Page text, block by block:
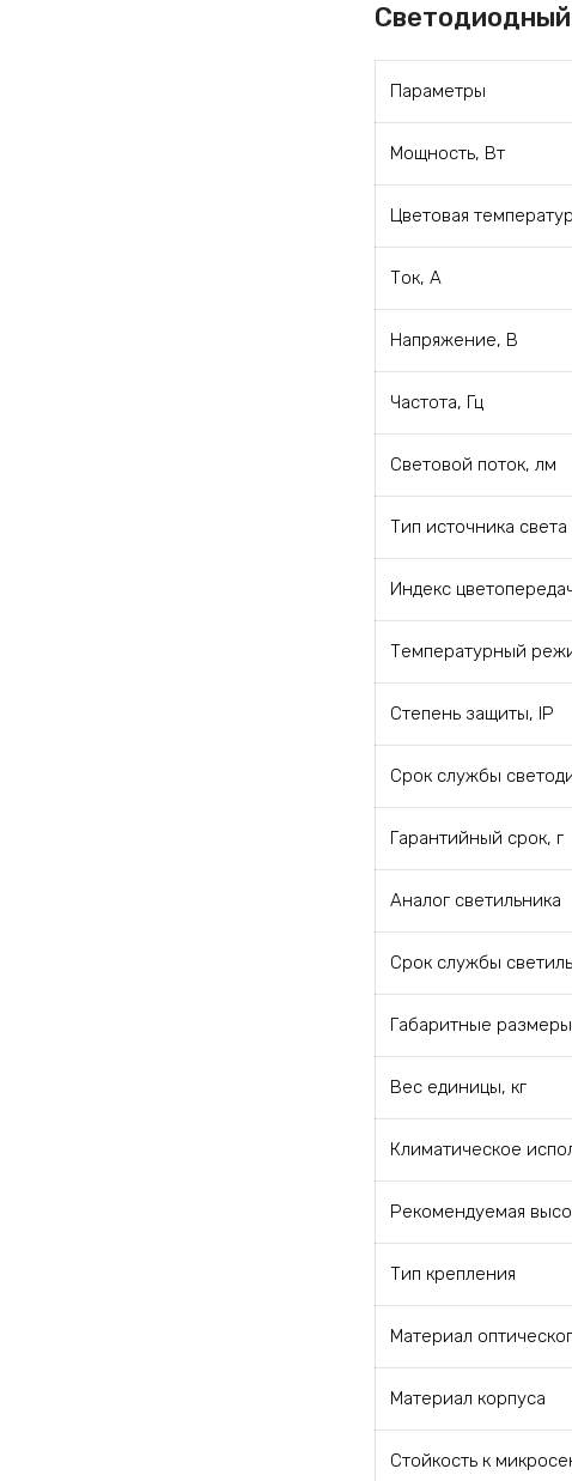
Параметры
Мощность, Вт
Цветовая
Ток, А
Напряжение, В
Частота, Гц
Световой поток, лм
Тип источника света
Индекс
Температурный
Степень защиты, IP
Срок службы
Гарантийный срок, г
Аналог светильника
Срок службы
Габаритные
Вес единицы, кг
Климатическое
Рекомендуемая
Тип крепления
Материал
Материал корпуса
Стойкость к